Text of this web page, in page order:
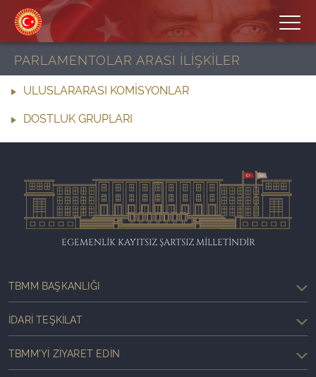
PARLAMENTOLAR ARASI İLİŞKİLER
ULUSLARARASI KOMİSYONLAR
DOSTLUK GRUPLARI
EGEMENLİK KAYITSIZ ŞARTSIZ MİLLETİNDİR
TBMM BAŞKANLIĞI
İDARI TEŞKILAT
TBMM'YI ZIYARET EDIN